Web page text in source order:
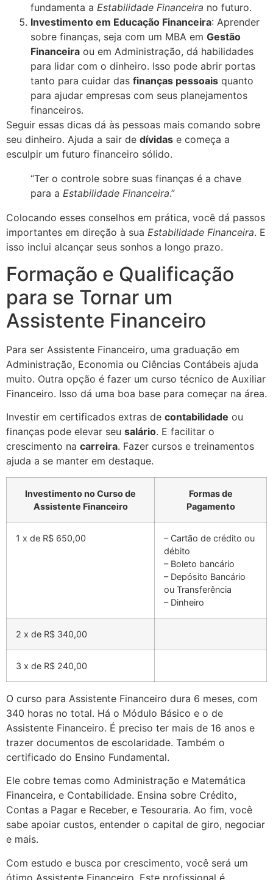
fundamenta a Estabilidade Financeira no futuro.
Investimento em Educação Financeira: Aprender
sobre finanças, seja com um MBA em Gestão
Financeira ou em Administração, dá habilidades
para lidar com o dinheiro. Isso pode abrir portas
tanto para cuidar das finanças pessoais quanto
para ajudar empresas com seus planejamentos
financeiros.
Seguir essas dicas dá às pessoas mais comando sobre
seu dinheiro. Ajuda a sair de dívidas e começa a
esculpir um futuro financeiro sólido.
“Ter o controle sobre suas finanças é a chave
para a Estabilidade Financeira.”
Colocando esses conselhos em prática, você dá passos
importantes em direção à sua Estabilidade Financeira. E
isso inclui alcançar seus sonhos a longo prazo.
Formação e Qualificação
para se Tornar um
Assistente Financeiro
Para ser Assistente Financeiro, uma graduação em
Administração, Economia ou Ciências Contábeis ajuda
muito. Outra opção é fazer um curso técnico de Auxiliar
Financeiro. Isso dá uma boa base para começar na área.
Investir em certificados extras de contabilidade ou
finanças pode elevar seu salário. E facilitar o
crescimento na carreira. Fazer cursos e treinamentos
ajuda a se manter em destaque.
Investimento no Curso de
Assistente Financeiro
Formas de
Pagamento
1 x de R$ 650,00
– Cartão de crédito ou
débito
– Boleto bancário
– Depósito Bancário
ou Transferência
– Dinheiro
2 x de R$ 340,00
3 x de R$ 240,00
O curso para Assistente Financeiro dura 6 meses, com
340 horas no total. Há o Módulo Básico e o de
Assistente Financeiro. É preciso ter mais de 16 anos e
trazer documentos de escolaridade. Também o
certificado do Ensino Fundamental.
Ele cobre temas como Administração e Matemática
Financeira, e Contabilidade. Ensina sobre Crédito,
Contas a Pagar e Receber, e Tesouraria. Ao fim, você
sabe apoiar custos, entender o capital de giro, negociar
e mais.
Com estudo e busca por crescimento, você será um
ótimo Assistente Financeiro. Este profissional é